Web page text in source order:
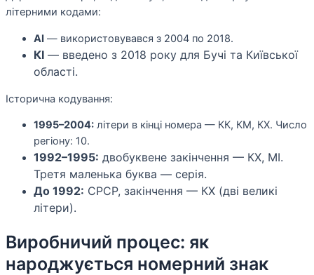
літерними кодами:
AI — використовувався з 2004 по 2018.
КІ — введено з 2018 року для Бучі та Київської
області.
Історична кодування:
1995–2004: літери в кінці номера — КК, КМ, КХ. Число
регіону: 10.
1992–1995: двобуквене закінчення — КХ, МІ.
Третя маленька буква — серія.
До 1992: СРСР, закінчення — КХ (дві великі
літери).
Виробничий процес: як
народжується номерний знак